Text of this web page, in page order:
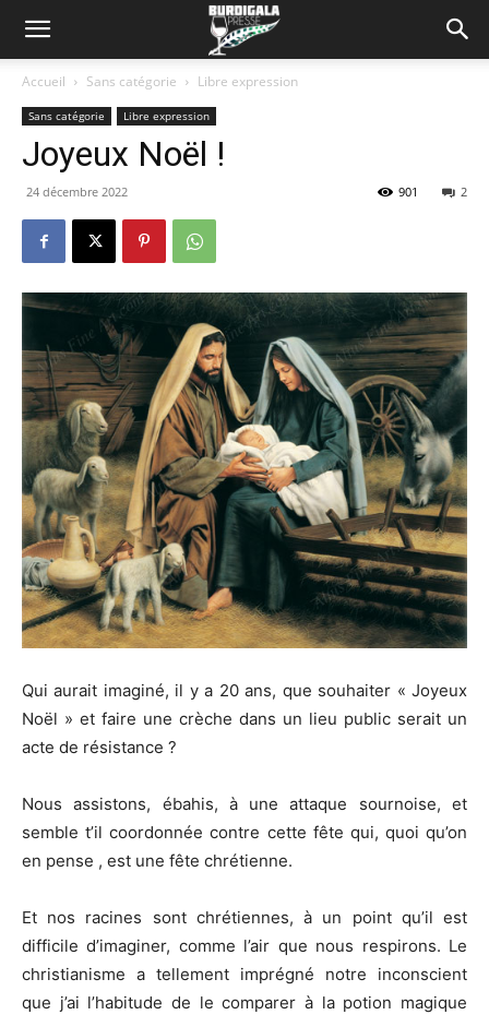
Accueil Sans catégorie Libre expression
Sans catégorie Libre expression
Joyeux Noël !
24 décembre 2022 2
901
Qui aurait imaginé, il y a 20 ans, que souhaiter « Joyeux
Noël » et faire une crèche dans un lieu public serait un
acte de résistance ?
Nous assistons, ébahis, à une attaque sournoise, et
semble t’il coordonnée contre cette fête qui, quoi qu’on
en pense , est une fête chrétienne.
Et nos racines sont chrétiennes, à un point qu’il est
difficile d’imaginer, comme l’air que nous respirons. Le
christianisme a tellement imprégné notre inconscient
que j’ai l’habitude de le comparer à la potion magique